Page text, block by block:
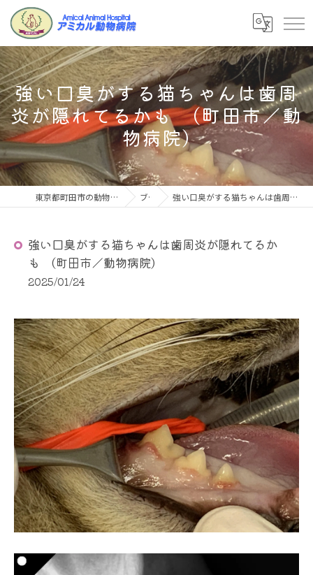
強い口臭がする猫ちゃんは歯周
炎が隠れてるかも (町田市／動
物病院)
東京都町田市の動物病院ならアミカル動物病院 ブログ 強い口臭がする猫ちゃんは歯周炎が隠れてるかも (町田市／動物病院)
強い口臭がする猫ちゃんは歯周炎が隠れてるか
も (町田市／動物病院)
2025/01/24